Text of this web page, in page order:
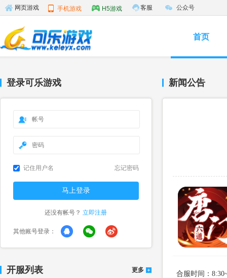
网页游戏 手机游戏 H5游戏 客服 公众号
首页
登录可乐游戏
记住用户名 忘记密码
还没有帐号？ 立即注册
其他账号登录：
开服列表 更多
新闻公告
合服时间：